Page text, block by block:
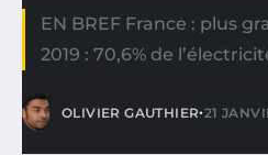
EN BREF France : plus
2019 : 70,6% de
OLIVIER GAUTHIER•21